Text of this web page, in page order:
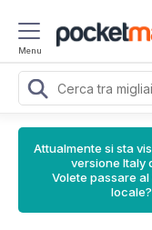
Menu
Attualmente si sta
versione Italy
Volete passare
locale?